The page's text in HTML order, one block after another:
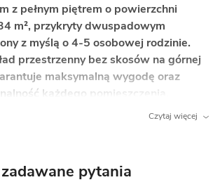
z pełnym piętrem o powierzchni
m², przykryty dwuspadowym
z myślą o 4-5 osobowej rodzinie.
przestrzenny bez skosów na górnej
maksymalną wygodę oraz
każdego pomieszczenia.
pozwala na swobodną aranżację
pełnego metrażu.
Czytaj więcej
pytania